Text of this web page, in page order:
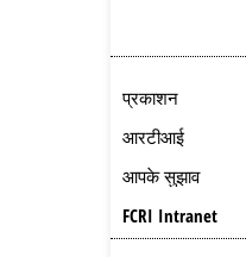
प्रकाशन
आरटीआई
आपके सुझाव
FCRI Intranet